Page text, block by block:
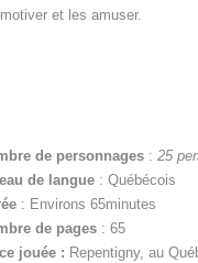
et les amuser.
de personnages : 25
de langue : Québécois
: Environs 65minutes
de pages : 65
jouée : Repentigny, au